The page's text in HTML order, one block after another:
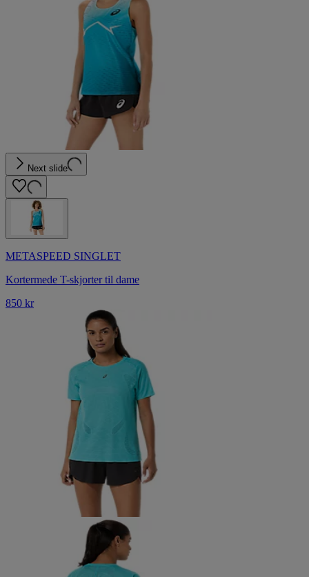
Next slide
METASPEED SINGLET
Kortermede T-skjorter til dame
850 kr